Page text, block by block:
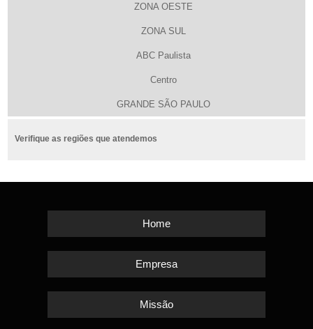
ZONA OESTE
ZONA SUL
ABC Paulista
Centro
GRANDE SÃO PAULO
Verifique as regiões que atendemos
Home
Empresa
Missão